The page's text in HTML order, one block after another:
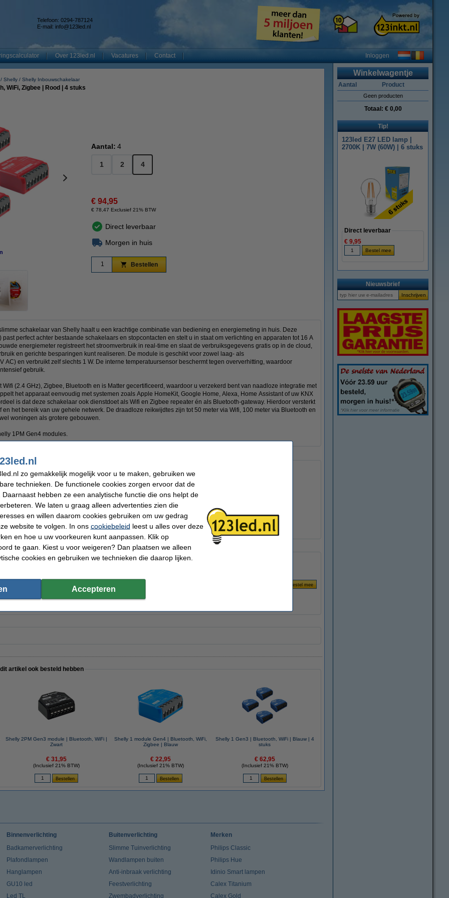
Telefoon: 0294-787124
E-mail: info@123led.nl
Over 123led.nl Vacatures Contact Inloggen
Shelly Shelly Inbouwschakelaar
WiFi, Zigbee | Rood | 4 stuks
vergroten
Aantal: 4
1 2 4
€ 94,95
€ 78,47 Exclusief 21% BTW
Direct leverbaar
Morgen in huis
Bestellen
schakelaar van Shelly haalt u een krachtige combinatie van bediening en energiemeting in huis. Deze
past perfect achter bestaande schakelaars en stopcontacten en stelt u in staat om verlichting en apparaten tot 16 A
energiemeter registreert het stroomverbruik in real-time en slaat de verbruiksgegevens gratis op in de cloud,
en gerichte besparingen kunt realiseren. De module is geschikt voor zowel laag- als
AC) en verbruikt zelf slechts 1 W. De interne temperatuursensor beschermt tegen oververhitting, waardoor
gebruik.
(2.4 GHz), Zigbee, Bluetooth en is Matter gecertificeerd, waardoor u verzekerd bent van naadloze integratie met
het apparaat eenvoudig met systemen zoals Apple HomeKit, Google Home, Alexa, Home Assistant of uw KNX
is dat deze schakelaar ook dienstdoet als Wifi en Zigbee repeater én als Bluetooth-gateway. Hierdoor versterkt
het bereik van uw gehele netwerk. De draadloze reikwijdtes zijn tot 50 meter via Wifi, 100 meter via Bluetooth en
woningen als grotere gebouwen.
1PM Gen4 modules.
Bluetooth bereik:
Max. 100 meter
Zigbee bereik:
Max. 300 meter
Voltage:
110-240 V
Max. 16 A
Afmetingen:
16 x 42 x 37 mm (lxbxh)
Werktemperatuur:
-20 tot +40 °C
Aantal:
Oud voor nieuw: uw oude apparaat
| Zwart
artikel ook besteld hebben
Shelly 2PM Gen3 module | Bluetooth, WiFi |
Zwart
€ 31,95
(Inclusief 21% BTW)
Shelly 1 module Gen4 | Bluetooth, WiFi,
Zigbee | Blauw
€ 22,95
(Inclusief 21% BTW)
Shelly 1 Gen3 | Bluetooth, WiFi | Blauw | 4
stuks
€ 62,95
(Inclusief 21% BTW)
Winkelwagentje
Aantal Product
Geen producten
Totaal: € 0,00
Tip!
123led E27 LED lamp |
2700K | 7W (60W) | 6 stuks
Direct leverbaar
€ 9,95
Nieuwsbrief
Binnenverlichting
Badkamerverlichting
Plafondlampen
Hanglampen
GU10 led
Led TL
Buitenverlichting
Slimme Tuinverlichting
Wandlampen buiten
Anti-inbraak verlichting
Feestverlichting
Zwembadverlichting
Merken
Philips Classic
Philips Hue
Idinio Smart lampen
Calex Titanium
Calex Gold
zo gemakkelijk mogelijk voor u te maken, gebruiken we
technieken. De functionele cookies zorgen ervoor dat de
hebben ze een analytische functie die ons helpt de
We laten u graag alleen advertenties zien die
en willen daarom cookies gebruiken om uw gedrag
website te volgen. In ons cookiebeleid leest u alles over deze
en hoe u uw voorkeuren kunt aanpassen. Klik op
te gaan. Kiest u voor weigeren? Dan plaatsen we alleen
cookies en gebruiken we technieken die daarop lijken.
Accepteren